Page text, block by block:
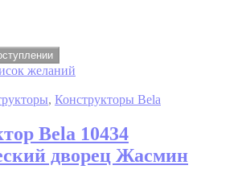
желаний
, Конструкторы Bela
Bela 10434
дворец Жасмин